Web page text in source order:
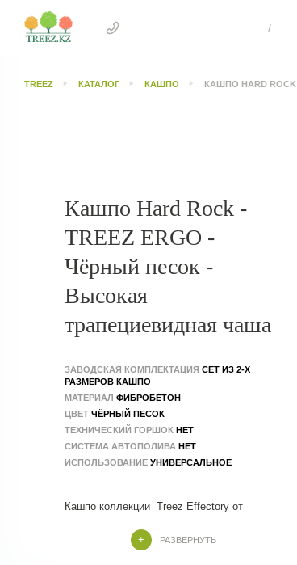
/
TREEZ КАТАЛОГ КАШПО КАШПО HARD
Кашпо Hard Rock -
TREEZ ERGO -
Чёрный песок -
Высокая
трапециевидная чаша
ЗАВОДСКАЯ КОМПЛЕКТАЦИЯ СЕТ ИЗ 2-Х
РАЗМЕРОВ КАШПО
МАТЕРИАЛ ФИБРОБЕТОН
ЦВЕТ ЧЁРНЫЙ ПЕСОК
ТЕХНИЧЕСКИЙ ГОРШОК НЕТ
СИСТЕМА АВТОПОЛИВА НЕТ
ИСПОЛЬЗОВАНИЕ УНИВЕРСАЛЬНОЕ
Кашпо коллекции Treez Effectory от
бельгийских специалистов, которые учли
все тренды и особенности современного
РАЗВЕРНУТЬ